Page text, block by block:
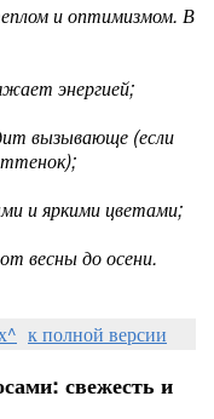
и оптимизмом. В
энергией;
вызывающе (если
и яркими цветами;
весны до осени.
к полной версии
свежесть и